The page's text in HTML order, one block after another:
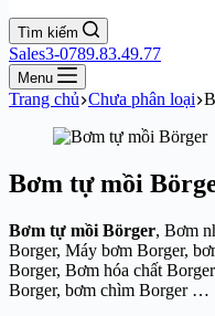
Tìm kiếm
Sales3-0789.83.49.77
Menu
Trang chủ Chưa phân loại
Bơm tự mồi
Bơm tự mồi Börger, Bơm
Borger, Máy bơm Borger,
Borger, Bơm hóa chất
Borger, bơm chìm Borger …